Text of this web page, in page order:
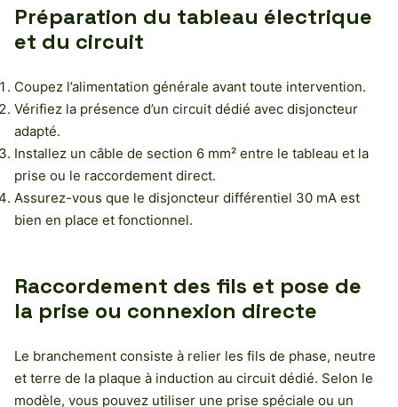
Préparation du tableau électrique
et du circuit
Coupez l’alimentation générale avant toute intervention.
Vérifiez la présence d’un circuit dédié avec disjoncteur
adapté.
Installez un câble de section 6 mm² entre le tableau et la
prise ou le raccordement direct.
Assurez-vous que le disjoncteur différentiel 30 mA est
bien en place et fonctionnel.
Raccordement des fils et pose de
la prise ou connexion directe
Le branchement consiste à relier les fils de phase, neutre
et terre de la plaque à induction au circuit dédié. Selon le
modèle, vous pouvez utiliser une prise spéciale ou un